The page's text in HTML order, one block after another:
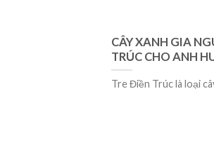
CÂY XANH GIA
TRÚC CHO ANH
Tre Điền Trúc là loại